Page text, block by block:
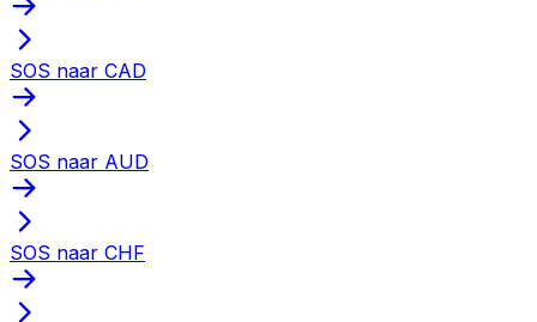
SOS naar CAD
SOS naar AUD
SOS naar CHF